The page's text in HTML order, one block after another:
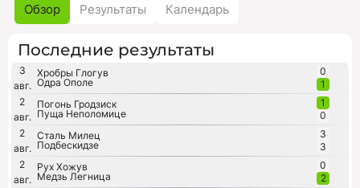
Обзор Результаты Календарь
Последние результаты
3
авг.
Хробры Глогув
Одра Ополе
0
1
2
авг.
Погонь Гродзиск
Пуща Неполомице
1
0
2
авг.
Сталь Милец
Подбескидзе
3
3
2
авг.
Рух Хожув
Медзь Легница
0
2